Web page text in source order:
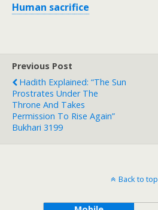
Human sacrifice
Previous Post
Hadith Explained: “The Sun
Prostrates Under The
Throne And Takes
Permission To Rise Again”
Bukhari 3199
Back to top